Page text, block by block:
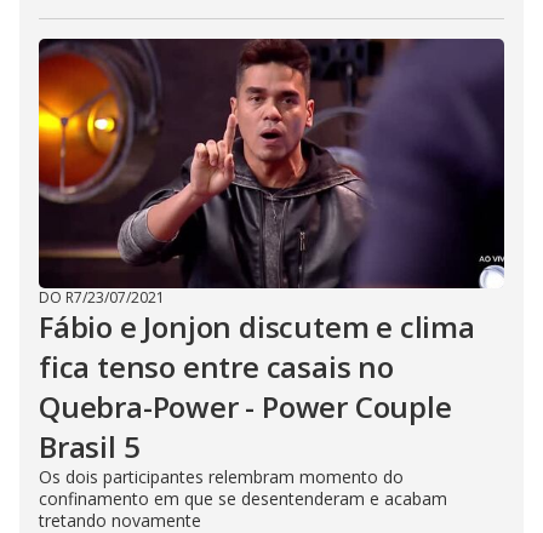
DO R7/23/07/2021
Fábio e Jonjon discutem e clima
fica tenso entre casais no
Quebra-Power - Power Couple
Brasil 5
Os dois participantes relembram momento do
confinamento em que se desentenderam e acabam
tretando novamente